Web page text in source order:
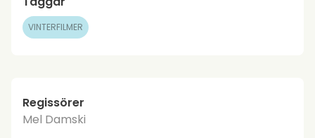
VINTERFILMER
Regissörer
Mel Damski